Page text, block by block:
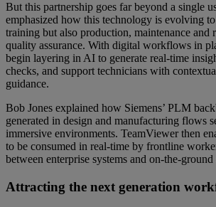
But this partnership goes far beyond a single
emphasized how this technology is evolving
training but also production, maintenance and
quality assurance. With digital workflows in
begin layering in AI to generate real-time
checks, and support technicians with
guidance.
Bob Jones explained how Siemens’ PLM
generated in design and manufacturing flows
immersive environments. TeamViewer then
to be consumed in real-time by frontline
between enterprise systems and on-the-
Attracting the next generation